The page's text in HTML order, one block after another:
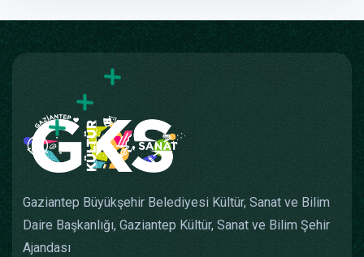
Gaziantep Büyükşehir Belediyesi Kültür, Sanat ve Bilim
Daire Başkanlığı, Gaziantep Kültür, Sanat ve Bilim Şehir
Ajandası